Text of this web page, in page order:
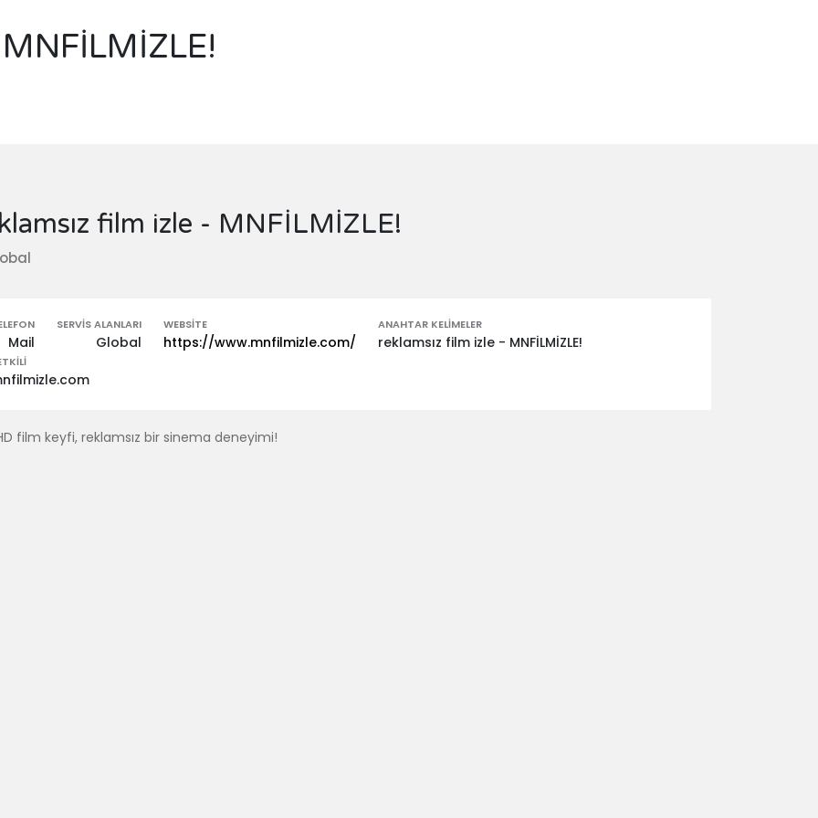
film izle - MNFİLMİZLE!
Mail
SERVIS ALANLARI
Global
WEBSITE
https://www.mnfilmizle.com/
ANAHTAR KELIMELER
reklamsız film izle - MNFİLMİZLE!
film keyfi, reklamsız bir sinema deneyimi!